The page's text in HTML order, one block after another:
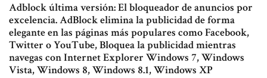
Adblock última versión: El bloqueador de anuncios por
excelencia. AdBlock elimina la publicidad de forma
elegante en las páginas más populares como Facebook,
Twitter o YouTube, Bloquea la publicidad mientras
navegas con Internet Explorer Windows 7, Windows
Vista, Windows 8, Windows 8.1, Windows XP